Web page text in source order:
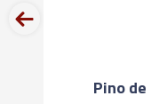
Pino de
prev